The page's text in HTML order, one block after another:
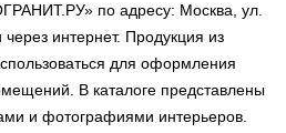
по адресу: Москва, ул.
интернет. Продукция из
для оформления
В каталоге представлены
и фотографиями интерьеров.